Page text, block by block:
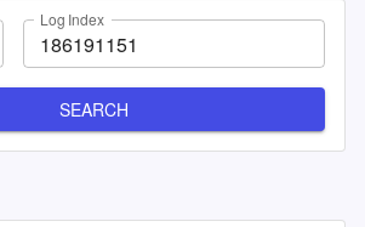
Log Index
SEARCH